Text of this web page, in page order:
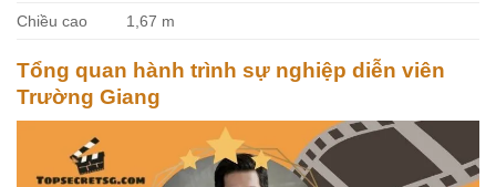
Chiều cao 1,67 m
Tổng quan hành trình sự nghiệp diễn viên
Trường Giang